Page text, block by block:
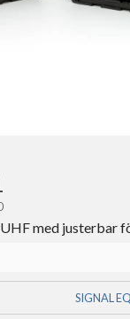
med justerbar
SIGNAL